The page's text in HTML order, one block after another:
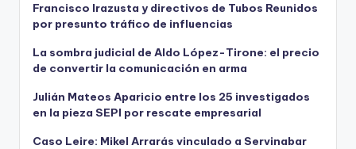
Francisco Irazusta y directivos de Tubos Reunidos
por presunto tráfico de influencias
La sombra judicial de Aldo López-Tirone: el precio
de convertir la comunicación en arma
Julián Mateos Aparicio entre los 25 investigados
en la pieza SEPI por rescate empresarial
Caso Leire: Mikel Arrarás vinculado a Servinabar